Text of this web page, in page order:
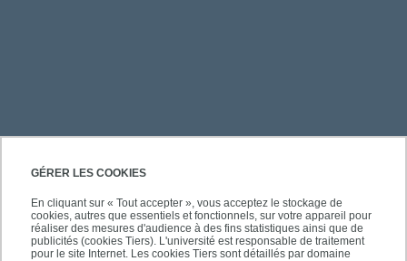
GÉRER LES COOKIES
En cliquant sur « Tout accepter », vous acceptez le stockage de
cookies, autres que essentiels et fonctionnels, sur votre appareil pour
réaliser des mesures d'audience à des fins statistiques ainsi que de
publicités (cookies Tiers). L'université est responsable de traitement
pour le site Internet. Les cookies Tiers sont détaillés par domaine
PRATIQUE
ACCÈS RAPIDES